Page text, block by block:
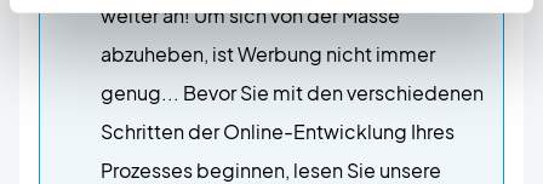
weiter an! Um sich von der Masse
abzuheben, ist Werbung nicht immer
genug... Bevor Sie mit den verschiedenen
Schritten der Online-Entwicklung Ihres
Prozesses beginnen, lesen Sie unsere